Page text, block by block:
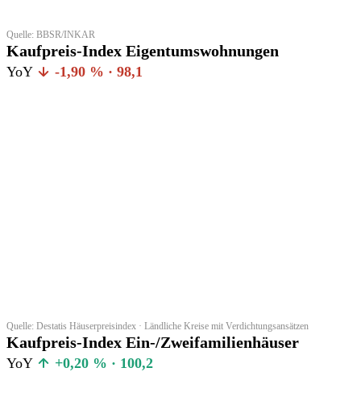
Quelle: BBSR/INKAR
Kaufpreis-Index Eigentumswohnungen
YoY -1,90 % · 98,1
Quelle: Destatis Häuserpreisindex · Ländliche Kreise mit Verdichtungsansätzen
Kaufpreis-Index Ein-/Zweifamilienhäuser
YoY +0,20 % · 100,2